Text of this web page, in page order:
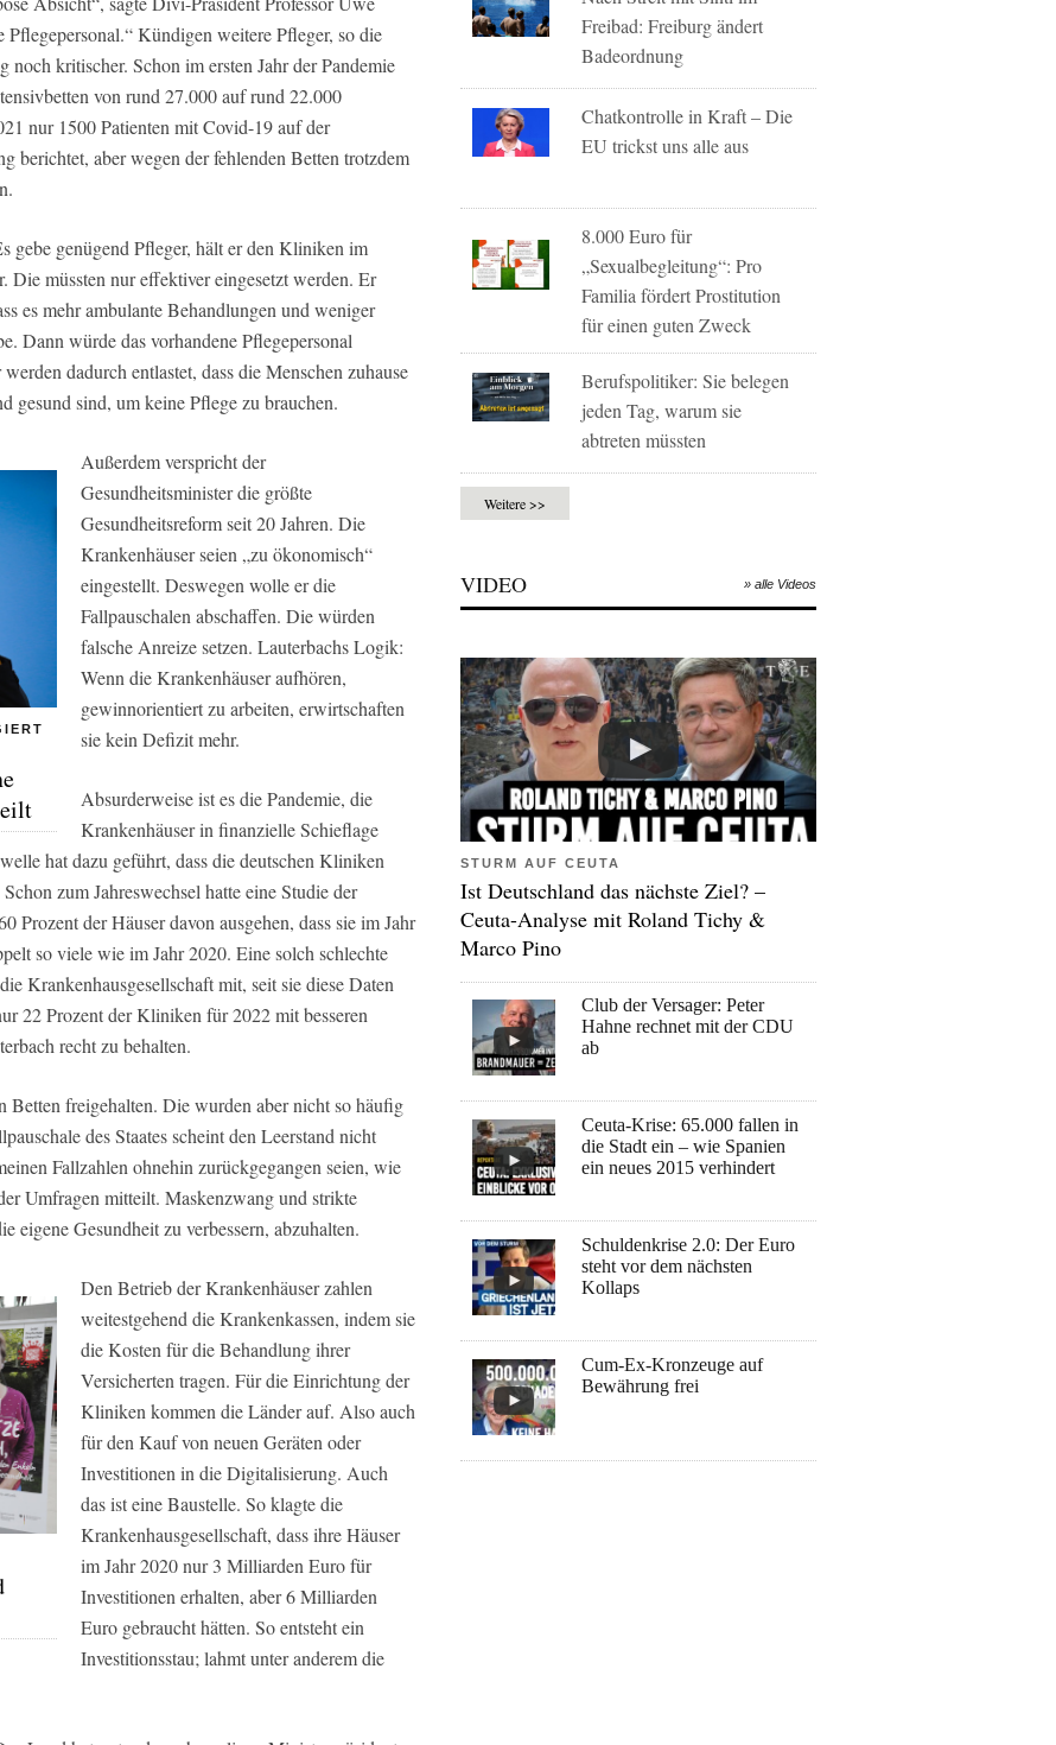
Pflegepersonal.“ Kündigen weitere Pfleger, so die
kritischer. Schon im ersten Jahr der Pandemie
von rund 27.000 auf rund 22.000
nur 1500 Patienten mit Covid-19 auf der
berichtet, aber wegen der fehlenden Betten trotzdem
gebe genügend Pfleger, hält er den Kliniken im
müssten nur effektiver eingesetzt werden. Er
es mehr ambulante Behandlungen und weniger
Dann würde das vorhandene Pflegepersonal
dadurch entlastet, dass die Menschen zuhause
gesund sind, um keine Pflege zu brauchen.
Außerdem verspricht der
Gesundheitsminister die größte
Gesundheitsreform seit 20 Jahren. Die
Krankenhäuser seien „zu ökonomisch“
eingestellt. Deswegen wolle er die
Fallpauschalen abschaffen. Die würden
falsche Anreize setzen. Lauterbachs Logik:
Wenn die Krankenhäuser aufhören,
gewinnorientiert zu arbeiten, erwirtschaften
sie kein Defizit mehr.
Absurderweise ist es die Pandemie, die
Krankenhäuser in finanzielle Schieflage
hat dazu geführt, dass die deutschen Kliniken
zum Jahreswechsel hatte eine Studie der
Prozent der Häuser davon ausgehen, dass sie im Jahr
so viele wie im Jahr 2020. Eine solch schlechte
Krankenhausgesellschaft mit, seit sie diese Daten
22 Prozent der Kliniken für 2022 mit besseren
recht zu behalten.
Betten freigehalten. Die wurden aber nicht so häufig
des Staates scheint den Leerstand nicht
Fallzahlen ohnehin zurückgegangen seien, wie
Umfragen mitteilt. Maskenzwang und strikte
eigene Gesundheit zu verbessern, abzuhalten.
Den Betrieb der Krankenhäuser zahlen
weitestgehend die Krankenkassen, indem sie
die Kosten für die Behandlung ihrer
Versicherten tragen. Für die Einrichtung der
Kliniken kommen die Länder auf. Also auch
für den Kauf von neuen Geräten oder
Investitionen in die Digitalisierung. Auch
das ist eine Baustelle. So klagte die
Krankenhausgesellschaft, dass ihre Häuser
im Jahr 2020 nur 3 Milliarden Euro für
Investitionen erhalten, aber 6 Milliarden
Euro gebraucht hätten. So entsteht ein
Investitionsstau; lahmt unter anderem die
Freibad: Freiburg ändert
Badeordnung
Chatkontrolle in Kraft – Die
EU trickst uns alle aus
8.000 Euro für
„Sexualbegleitung“: Pro
Familia fördert Prostitution
für einen guten Zweck
Berufspolitiker: Sie belegen
jeden Tag, warum sie
abtreten müssten
Weitere >>
VIDEO » alle Videos
STURM AUF CEUTA
Ist Deutschland das nächste Ziel? –
Ceuta-Analyse mit Roland Tichy &
Marco Pino
Club der Versager: Peter
Hahne rechnet mit der CDU
ab
Ceuta-Krise: 65.000 fallen in
die Stadt ein – wie Spanien
ein neues 2015 verhindert
Schuldenkrise 2.0: Der Euro
steht vor dem nächsten
Kollaps
Cum-Ex-Kronzeuge auf
Bewährung frei